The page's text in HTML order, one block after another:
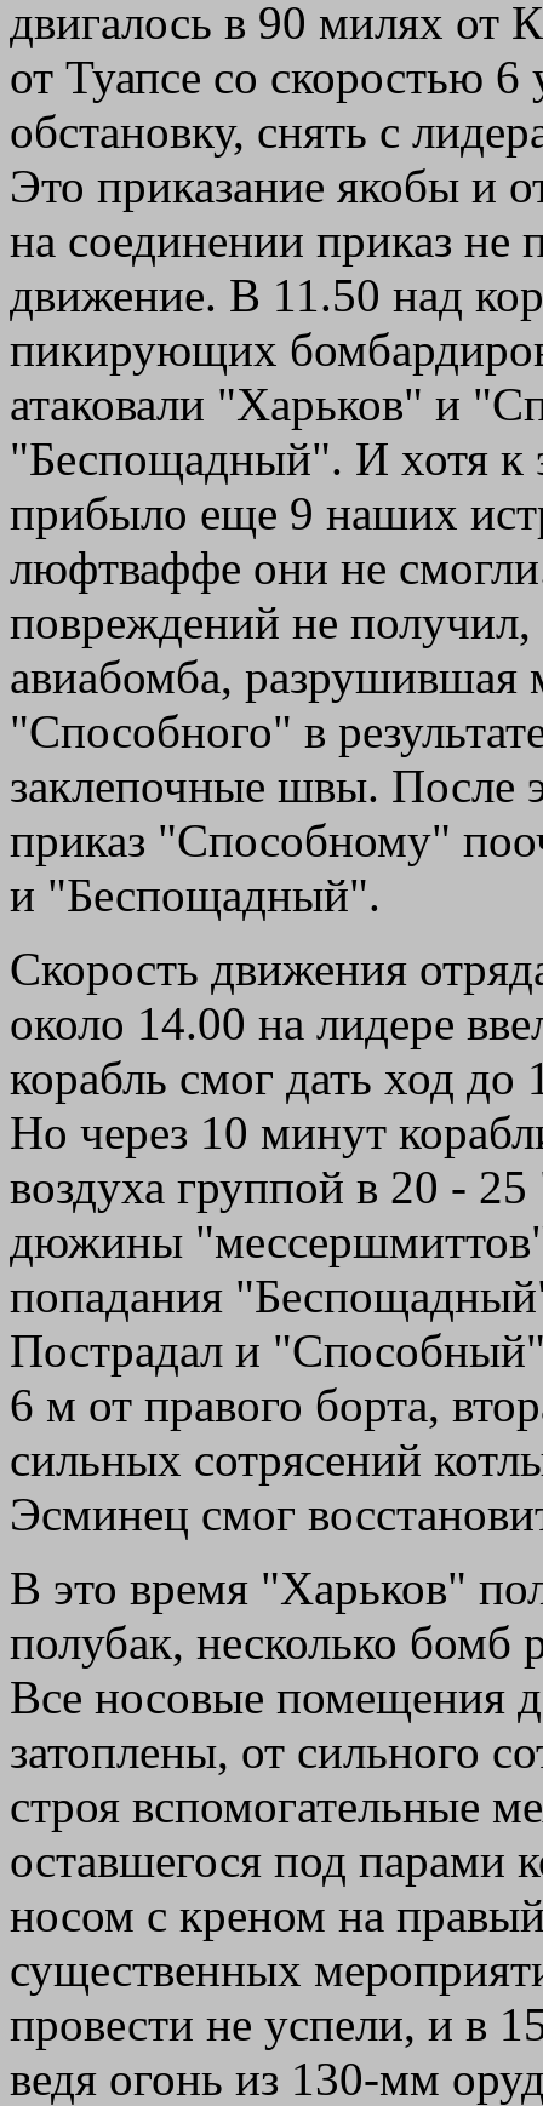
двигалось в 90 милях от
от Туапсе со скоростью
обстановку, снять с
Это приказание якобы и
на соединении приказ
движение. В 11.50 над
пикирующих
атаковали "Харьков" и
"Беспощадный". И хотя к
прибыло еще 9 наших
люфтваффе они не
повреждений не
авиабомба, разрушившая
"Способного" в
заклепочные швы. После
приказ "Способному"
и "Беспощадный".
Скорость движения
около 14.00 на лидере
корабль смог дать ход
Но через 10 минут
воздуха группой в 20 -
дюжины
попадания
Пострадал и
6 м от правого борта,
сильных сотрясений
Эсминец смог
В это время "Харьков"
полубак, несколько бомб
Все носовые помещения
затоплены, от сильного
строя вспомогательные
оставшегося под парами
носом с креном на
существенных
провести не успели, и в
ведя огонь из 130-мм